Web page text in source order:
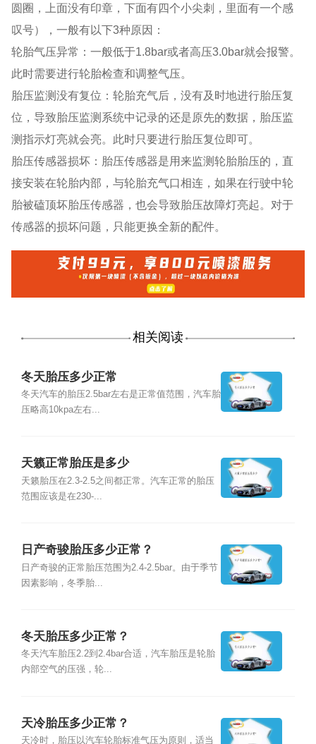
圆圈，上面没有印章，下面有四个小尖刺，里面有一个感
叹号），一般有以下3种原因：
轮胎⽓压异常：⼀般低于1.8bar或者⾼压3.0bar就会报警。
此时需要进⾏轮胎检查和调整⽓压。
胎压监测没有复位：轮胎充气后，没有及时地进行胎压复
位，导致胎压监测系统中记录的还是原先的数据，胎压监
测指示灯亮就会亮。此时只要进行胎压复位即可。
胎压传感器损坏：胎压传感器是用来监测轮胎胎压的，直
接安装在轮胎内部，与轮胎充气口相连，如果在行驶中轮
胎被磕顶坏胎压传感器，也会导致胎压故障灯亮起。对于
传感器的损坏问题，只能更换全新的配件。
相关阅读
冬天胎压多少正常
冬天汽车的胎压2.5bar左右是正常值范围，汽车胎
压略高10kpa左右...
天籁正常胎压是多少
天籁胎压在2.3-2.5之间都正常。汽车正常的胎压
范围应该是在230-...
日产奇骏胎压多少正常？
日产奇骏的正常胎压范围为2.4-2.5bar。由于季节
因素影响，冬季胎...
冬天胎压多少正常？
冬天汽车胎压2.2到2.4bar合适，汽车胎压是轮胎
内部空气的压强，轮...
天冷胎压多少正常？
天冷时，胎压以汽车轮胎标准气压为原则，适当